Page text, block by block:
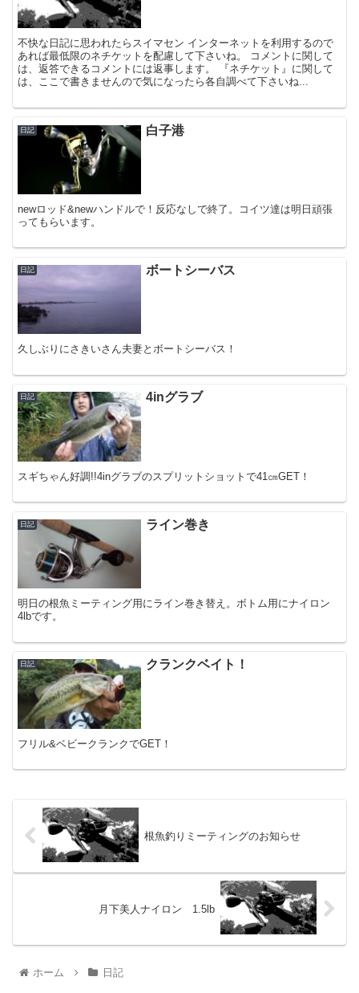
不快な日記に思われたらスイマセン インターネットを利用するので
あれば最低限のネチケットを配慮して下さいね。 コメントに関して
は、返答できるコメントには返事します。 『ネチケット』に関して
は、ここで書きませんので気になったら各自調べて下さいね...
日記 白子港
newロッド&newハンドルで！反応なしで終了。コイツ達は明日頑張
ってもらいます。
日記 ボートシーバス
久しぶりにさきいさん夫妻とボートシーバス！
日記 4inグラブ
スギちゃん好調!!4inグラブのスプリットショットで41㎝GET！
日記 ライン巻き
明日の根魚ミーティング用にライン巻き替え。ボトム用にナイロン
4lbです。
日記 クランクベイト！
フリル&ベビークランクでGET！
根魚釣りミーティングのお知らせ
月下美人ナイロン 1.5lb
ホーム 日記